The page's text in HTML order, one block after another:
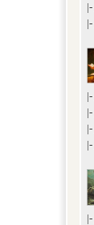
|-
|-
|-
|-
|-
|-
|-